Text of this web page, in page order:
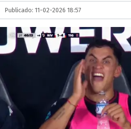
Publicado: 11-02-2026 18:57